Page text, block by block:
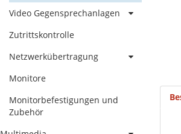
Video Gegensprechanlagen
Zutrittskontrolle
Netzwerkübertragung
Monitore
Monitorbefestigungen und
Zubehör